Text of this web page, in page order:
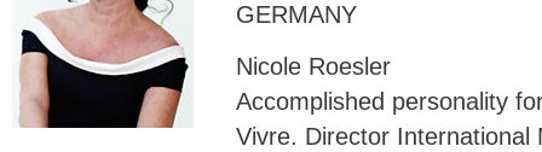
GERMANY
Nicole Roesler
Accomplished personality
Vivre. Director International